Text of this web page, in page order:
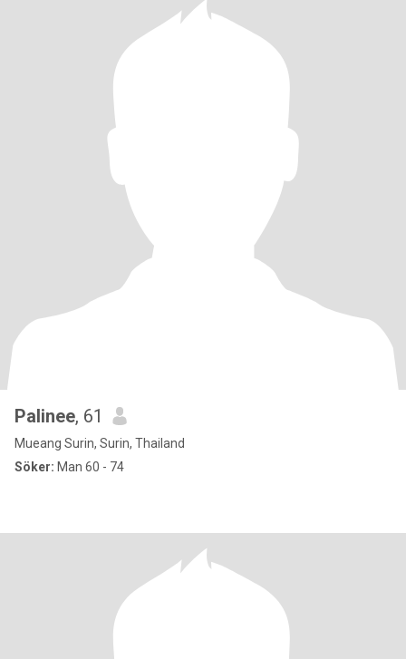
Palinee, 61
Mueang Surin, Surin, Thailand
Söker: Man 60 - 74